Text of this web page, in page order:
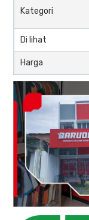
Kategori
Di lihat
Harga